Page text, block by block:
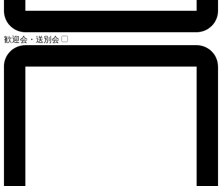
歓迎会・送別会